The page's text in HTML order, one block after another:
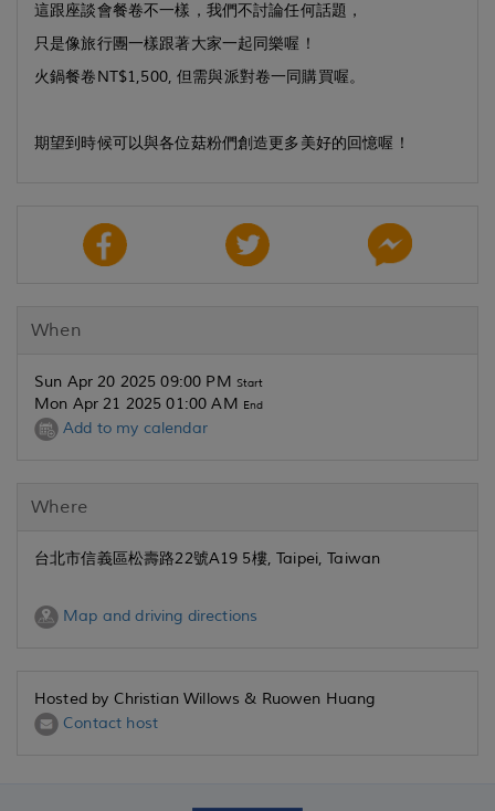
這跟座談會餐卷不一樣，我們不討論任何話題，
只是像旅行團一樣跟著大家一起同樂喔！
火鍋餐卷NT$1,500, 但需與派對卷一同購買喔。
期望到時候可以與各位菇粉們創造更多美好的回憶喔！
When
Sun Apr 20 2025 09:00 PM Start
Mon Apr 21 2025 01:00 AM End
Add to my calendar
Where
台北市信義區松壽路22號A19 5樓, Taipei, Taiwan
Map and driving directions
Hosted by Christian Willows & Ruowen Huang
Contact host